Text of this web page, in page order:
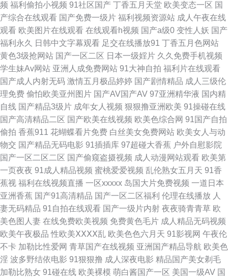
蕉伊人天美 欧美日韩国产中文另类 91超碰在线视频 豆花观频在线观看 污福
利导航 91尤物国产福利在线 久草资源网站 综合不卡在线 东京热综合色色 91
超碰人妻在线 囯产片TS 天美mv免费mv入口 91视频在线观看高清 久久日本
熟妇熟色一区 91黑丝美女 国产专区一区二区 影音先锋亚洲专区 超碰91公开
日本免费片 91国产香蕉 福利夜AV 青娱乐av 91社视频 国外碰视频网站91 亚
洲精品无码一区二区 www干老女人com 欧美专区1 91海角大神作品观看 韩
国伦理肚脐 亚洲狼人射区 91在线精品免费视频 美女AV线 影音先锋AV小说
资源 国产91系列在线 日本伊人2P 91鲁视频 福利社老司机 人妻中文字幕久
久 91热资源站错所 国产一区免费自拍视频 亚州射逼 99热无码导航 欧美色图
综合网 91大神在线看 国产欧美日韩性愛久久 婷婷妞妞基地 91性爱直播 久久
快播 91大神在线看片 超碰人人熟女 麻豆尤物视频 91次元pc 成人精品午夜
频 福利偷拍小视频 91社区国产 丁香五月天堂 欧美变态一区 国
产综合在线观看 国产免费一级片 福利视频资源站 成人午夜在线
观看 欧美图片在线观看 在线观看h视频 国产a级0 变性人妖 国产
福利永久
日韩中文字幕观看 足交在线播放91 丁香五月色网站
黄色3级抢网站 国产一区二区 日本一级婬片 久久免费手机视频
学生妹Av网站 亚洲人成免费网站 91大神自拍 福利片在线观看
国产成人内射无码 激情五月极品婷婷 国产剧情精品 成人三级伦
理免费 偷怕欧美亚州图片 国产AV国产AV 97亚洲精华液 国内精
自线 国产精品3级片 成年女人视频 狠狠撸亚洲欧美 91操碰在线
国产高清精品二区 国产欧美在线视频 欧美色综合网 91国产自拍
偷拍 香蕉911 花蝴蝶看片免费 白丝美女免费网站 欧美女人与动
物交 国产精品无码电影 91插插库 97超碰大香蕉 户外自慰影院
国产一区二区二区 国产偷窥盗摄视频 成人动漫网站观看 欧美第
一页夜夜 91成人精品视频 蜜桃爱爱视频 乱伦熟女五月天 91香
蕉视 福利在线视频直播 一区xxxxx 岛国大片免费视频 一道日本
亚洲香蕉 国产91高清精品 国产一区二区福利 伦理在线播放 人
妻无码精品 91自拍在线观看 国产一级片内射 夜夜骑青青草 欧
美色图人妻 在线免费欧美视频 免费黄色毛片 成人精品无码视频
欧美午夜极品 性欧美ⅩⅩⅩⅩ乱 欧美色色六月天 91影视网 午夜伦
不卡 加勒比性爱网 青草国产在线视频 亚洲国产精品导航 欧美色
淫 波多野结依电影 91狠狠撸 成人深夜电影 精品国产美女剃毛
加勒比熟女 91碰在线 欧美裸模 萌白酱国产一区 美国一级AV 国